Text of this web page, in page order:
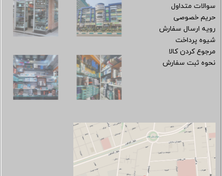
سوالات متداول
حریم خصوصی
رویه ارسال سفارش
شیوه پرداخت
مرجوع کردن کالا
نحوه ثبت سفارش